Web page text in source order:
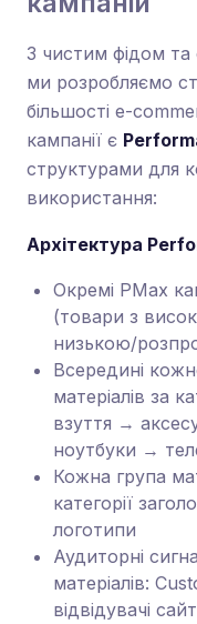
З чистим фідом
ми розробляємо
більшості e-
кампанії є
структурами для
використання:
Архітектура
Окремі PMax
(товари з
низькою/
Всередині
матеріалів за
взуття →
ноутбуки →
Кожна група
категорії
логотипи
Аудиторні
матеріалів:
відвідувачі